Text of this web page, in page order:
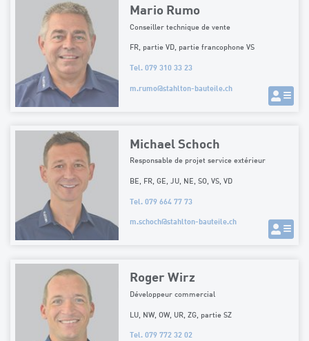
Mario Rumo
Conseiller technique de vente
FR, partie VD, partie francophone VS
Tel. 079 310 33 23
m.rumo@stahlton-bauteile.ch
Michael Schoch
Responsable de projet service extérieur
BE, FR, GE, JU, NE, SO, VS, VD
Tel. 079 664 77 73
m.schoch@stahlton-bauteile.ch
Roger Wirz
Développeur commercial
LU, NW, OW, UR, ZG, partie SZ
Tel. 079 772 32 02